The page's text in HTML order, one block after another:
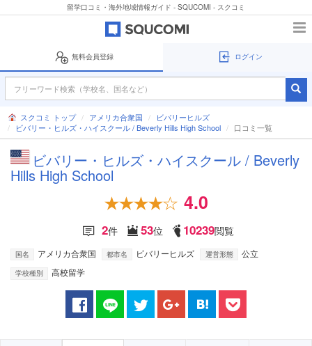
留学口コミ・海外地域情報ガイド - SQUCOMI - スクコミ
無料会員登録 ログイン
スクコミ トップ アメリカ合衆国
ビバリーヒルズ
ビバリー・ヒルズ・ハイスクール / Beverly Hills High School
口コミ一覧
ビバリー・ヒルズ・ハイスクール / Beverly
Hills High School
4.0
2件 53位 10239閲覧
国名 アメリカ合衆国 都市名 ビバリーヒルズ 運営形態 公立
学校種別 高校留学